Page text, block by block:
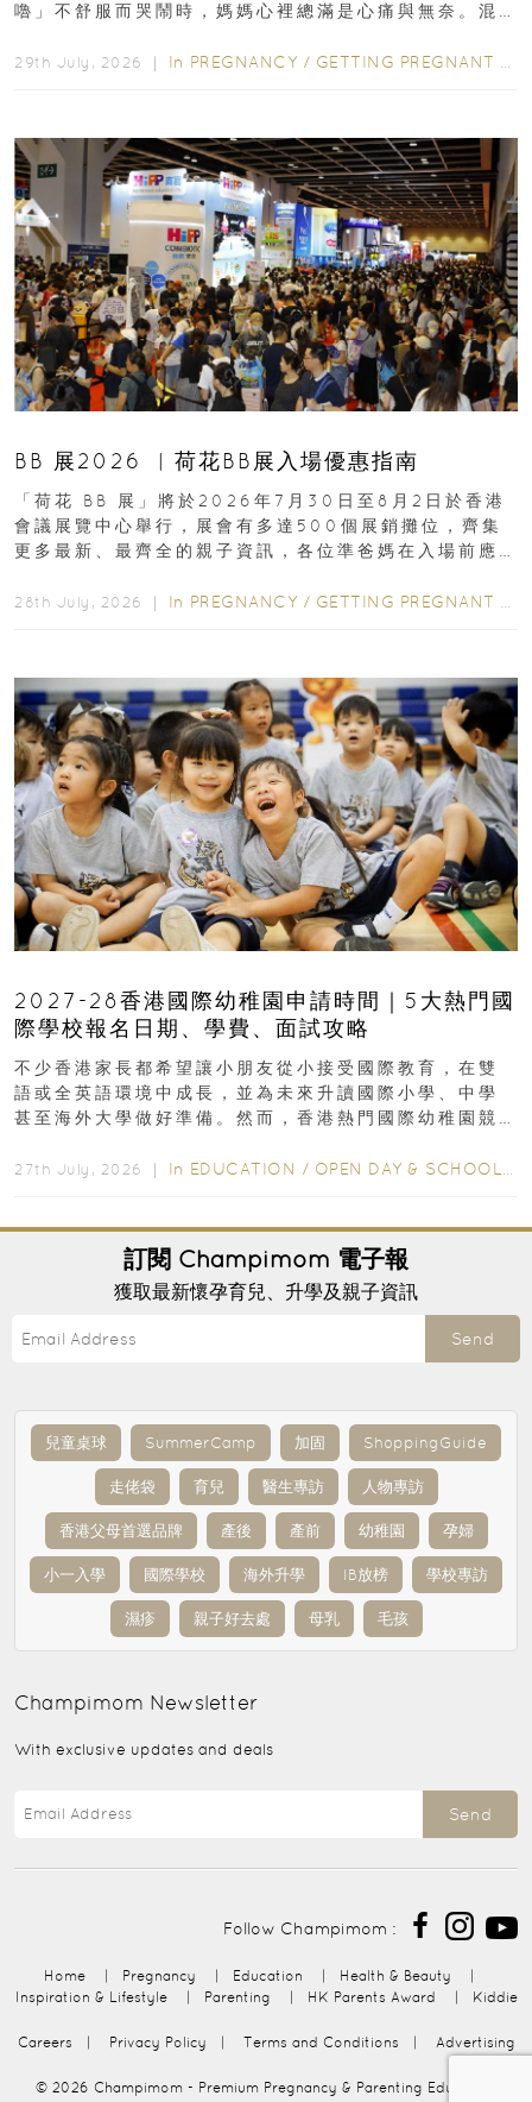
嚕」不舒服而哭鬧時，媽媽心裡總滿是心痛與無奈。混
29th July, 2026 ｜ In PREGNANCY / GETTING PREGNANT
BB 展2026 ︳荷花BB展入場優惠指南
「荷花 BB 展」將於2026年7月30日至8月2日於香港
會議展覽中心舉行，展會有多達500個展銷攤位，齊集
更多最新、最齊全的親子資訊，各位準爸媽在入場前應
28th July, 2026 ｜ In PREGNANCY / GETTING PREGNANT
2027-28香港國際幼稚園申請時間｜5大熱門國
際學校報名日期、學費、面試攻略
不少香港家長都希望讓小朋友從小接受國際教育，在雙
語或全英語環境中成長，並為未來升讀國際小學、中學
甚至海外大學做好準備。然而，香港熱門國際幼稚園競
27th July, 2026 ｜ In EDUCATION / OPEN DAY & SCHOOL EVENTS
訂閱 Champimom 電子報
獲取最新懷孕育兒、升學及親子資訊
Send
兒童桌球 SummerCamp 加固 ShoppingGuide
走佬袋 育兒 醫生專訪 人物專訪
香港父母首選品牌 產後 產前 幼稚園 孕婦
小一入學 國際學校 海外升學 IB放榜 學校專訪
濕疹 親子好去處 母乳 毛孩
Champimom Newsletter
With exclusive updates and deals
Send
Follow Champimom :
Home Pregnancy Education Health & Beauty
Inspiration & Lifestyle
Parenting HK Parents Award Kiddie
Careers Privacy Policy Terms and Conditions Advertising
© 2026 Champimom - Premium Pregnancy & Parenting Education